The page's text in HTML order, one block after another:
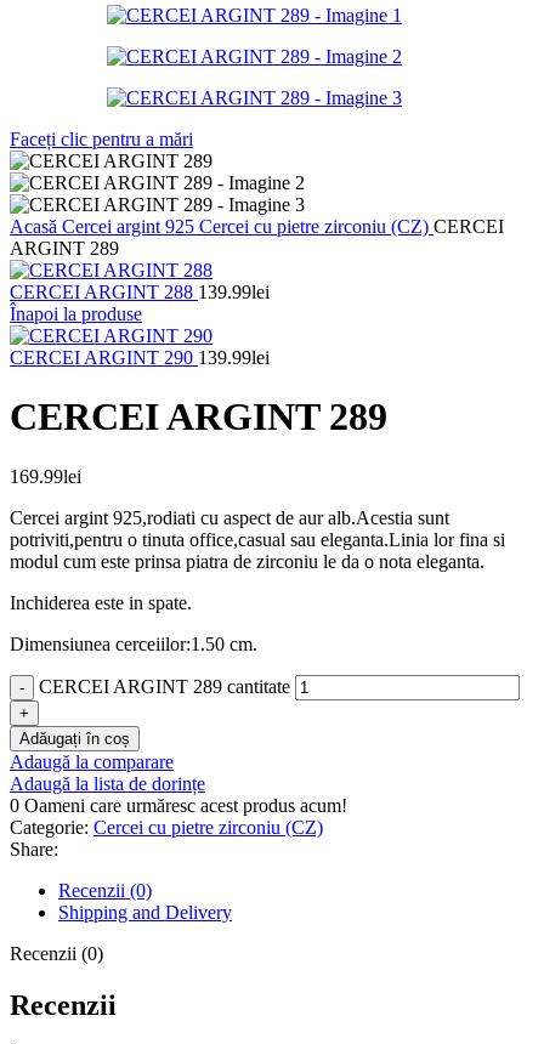
Faceți clic pentru a mări
Acasă Cercei argint 925 Cercei cu pietre zirconiu (CZ) CERCEI
ARGINT 289
CERCEI ARGINT 288 139.99lei
Înapoi la produse
CERCEI ARGINT 290 139.99lei
CERCEI ARGINT 289
169.99lei
Cercei argint 925,rodiati cu aspect de aur alb.Acestia sunt
potriviti,pentru o tinuta office,casual sau eleganta.Linia lor fina si
modul cum este prinsa piatra de zirconiu le da o nota eleganta.
Inchiderea este in spate.
Dimensiunea cerceiilor:1.50 cm.
CERCEI ARGINT 289 cantitate
Adăugați în coș
Adaugă la comparare
Adaugă la lista de dorințe
0 Oameni care urmăresc acest produs acum!
Categorie: Cercei cu pietre zirconiu (CZ)
Share:
Recenzii (0)
Shipping and Delivery
Recenzii (0)
Recenzii